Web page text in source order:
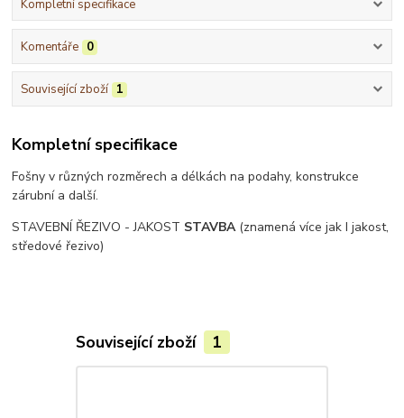
Kompletní specifikace
Komentáře 0
Související zboží 1
Kompletní specifikace
Fošny v různých rozměrech a délkách na podahy, konstrukce
zárubní a další.
STAVEBNÍ ŘEZIVO - JAKOST STAVBA (znamená více jak I jakost,
středové řezivo)
Související zboží 1